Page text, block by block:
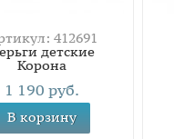
412691
детские
Корона
1 190 руб.
В корзину